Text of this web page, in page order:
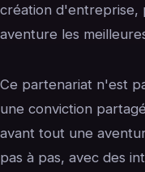
création d'entreprise,
aventure les
Ce partenariat n'est
une conviction
avant tout une
pas à pas, avec des